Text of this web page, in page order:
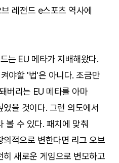
레전드 e스포츠 역사에
는 EU 메타가 지배해왔다.
야할 '법'은 아니다. 조금만
버리는 EU 메타를 아마
을 것이다. 그런 의도에서
볼 수 있다. 패치에 맞춰
적으로 변한다면 리그 오브
새로운 게임으로 변모하고